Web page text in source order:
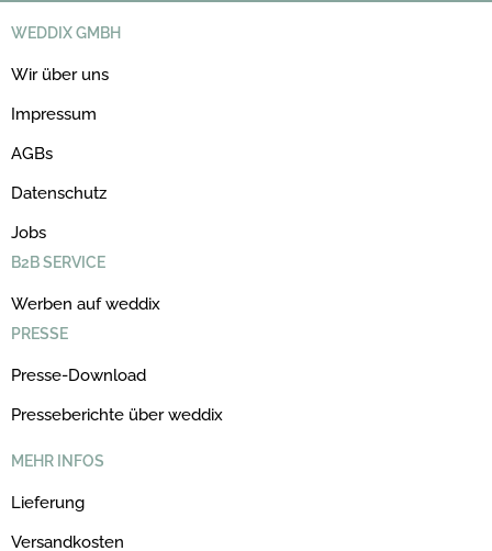
WEDDIX GMBH
Wir über uns
Impressum
AGBs
Datenschutz
Jobs
B2B SERVICE
Werben auf weddix
PRESSE
Presse-Download
Presseberichte über weddix
MEHR INFOS
Lieferung
Versandkosten